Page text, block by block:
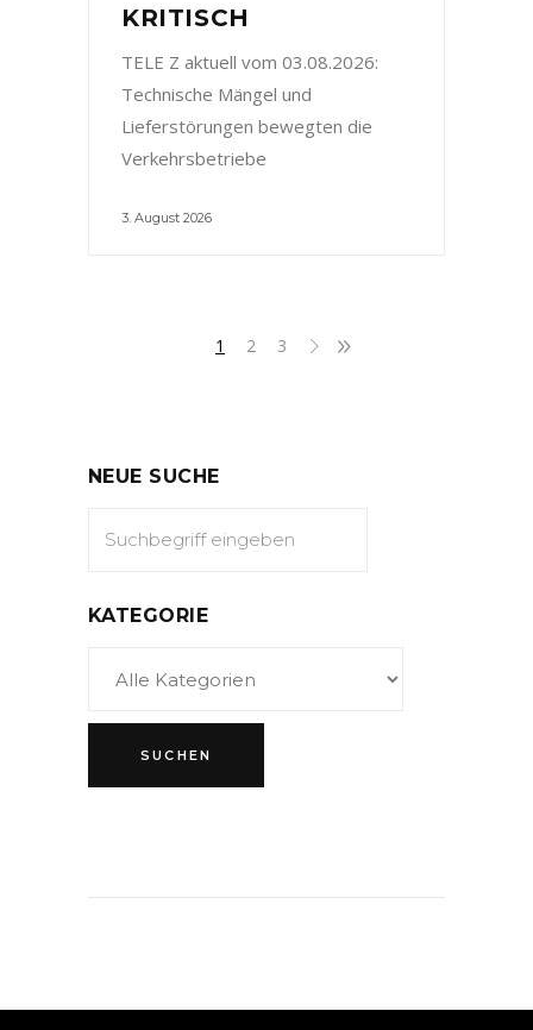
KRITISCH
TELE Z aktuell vom 03.08.2026:
Technische Mängel und
Lieferstörungen bewegten die
Verkehrsbetriebe
3. August 2026
1 2 3
NEUE SUCHE
KATEGORIE